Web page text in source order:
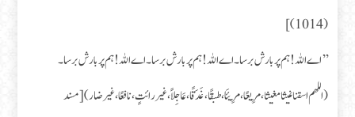
(1014)]
’’اے اللہ! ہم پر بارش برسا۔ اے اللہ! ہم پر بارش برسا۔ اے اللہ! ہم پر بارش برسا۔
(اللهم اسقنا غيثا مغيثا، مَرِيعًا، مَرِيئَا، طبقًا، غَدَقًا، عَاجِلاً، غير رائتٍ، نافعًا، غير ضار) [مسند